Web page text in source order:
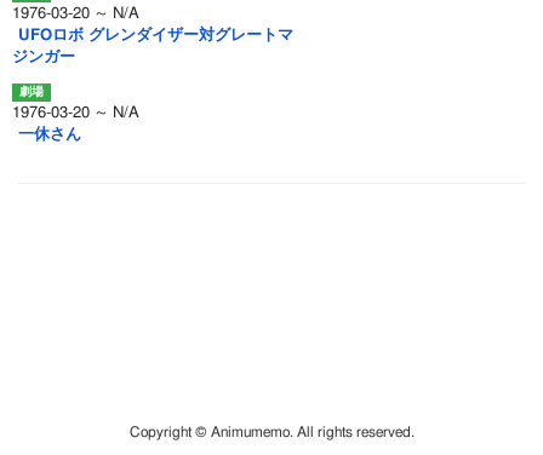
1976-03-20 ～ N/A
UFOロボ グレンダイザー対グレートマ
ジンガー
1976-03-20 ～ N/A
一休さん
Copyright © Animumemo. All rights reserved.